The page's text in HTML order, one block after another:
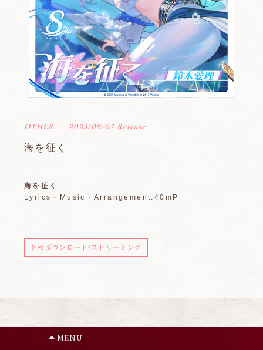
OTHER 2025/09/07 Release
海を征く
海を征く
Lyrics・Music・Arrangement:40mP
各種ダウンロード/ストリーミング
MENU